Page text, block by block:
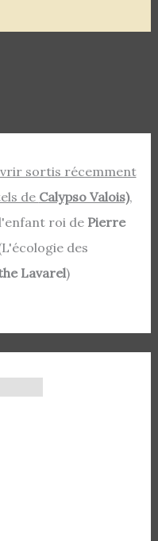
sortis récemment
de Calypso Valois),
roi de Pierre
des
Lavarel)